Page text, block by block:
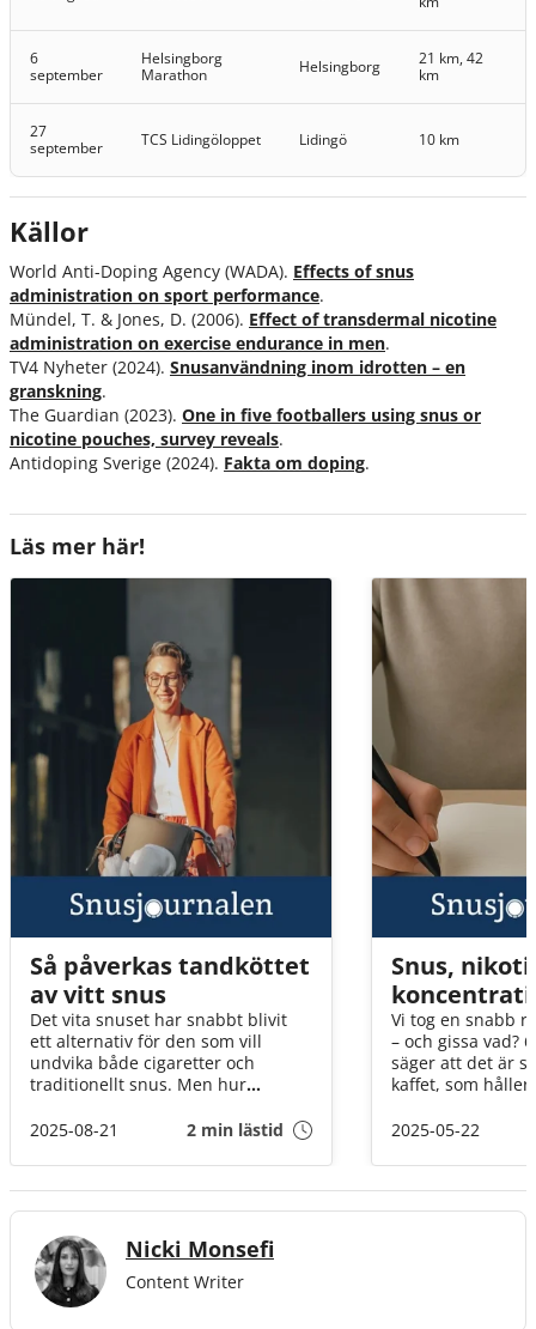
6
september
Helsingborg
Marathon
Helsingborg
21 km, 42
km
27
september
TCS Lidingöloppet Lidingö 10 km
Källor
World Anti-Doping Agency (WADA). Effects of snus
administration on sport performance.
Mündel, T. & Jones, D. (2006). Effect of transdermal nicotine
administration on exercise endurance in men.
TV4 Nyheter (2024). Snusanvändning inom idrotten – en
granskning.
The Guardian (2023). One in five footballers using snus or
nicotine pouches, survey reveals.
Antidoping Sverige (2024). Fakta om doping.
Läs mer här!
Så påverkas tandköttet
av vitt snus
Det vita snuset har snabbt blivit
ett alternativ för den som vill
undvika både cigaretter och
traditionellt snus. Men hur
den nya produkten?
2025-08-21 2 min lästid
Snus,
Vi tog en snabb
– och gissa vad?
säger att det är
kaffet, som
säger egentligen
titta närmare!
2025-05-22
Nicki Monsefi
Content Writer